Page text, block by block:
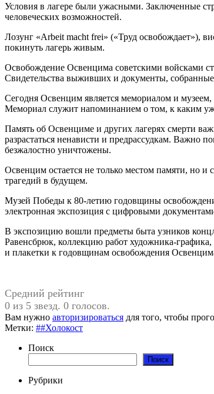
Условия в лагере были ужасными. Заключенные
человеческих возможностей.
Лозунг «Arbeit macht frei» («Труд освобождает»),
покинуть лагерь живым.
Освобождение Освенцима советскими войсками
Свидетельства выживших и документы,
Сегодня Освенцим является мемориалом и
Мемориал служит напоминанием о том, к каким
Память об Освенциме и других лагерях смерти
разрастаться ненависти и предрассудкам.
безжалостно уничтожены.
Освенцим остается не только местом памяти, но
трагедий в будущем.
Музей Победы к 80-летию годовщины
электронная экспозиция с цифровыми
В экспозицию вошли предметы быта узников
Равенсбрюк, коллекцию работ художника-
и плакетки к годовщинам освобождения
Средний рейтинг
0 из 5 звезд. 0 голосов.
Вам нужно авторизироваться для того, чтобы
Метки: ##Холокост
Поиск
Поиск
Рубрики